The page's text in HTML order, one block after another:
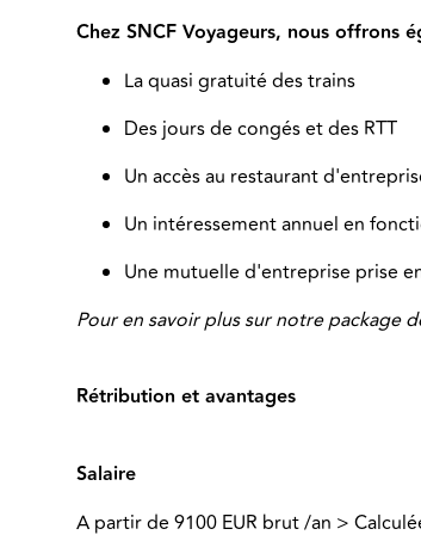
Chez SNCF Voyageurs, nous offrons
La quasi gratuité des trains
Des jours de congés et des RTT
Un accès au restaurant
Un intéressement annuel en
Une mutuelle d'entreprise prise
Pour en savoir plus sur notre package
Rétribution et avantages
Salaire
A partir de 9100 EUR brut /an >